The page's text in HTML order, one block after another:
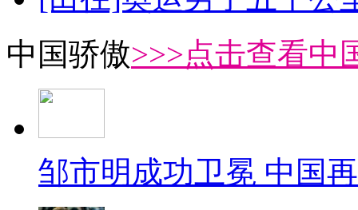
中国骄傲>>>点击查看中
邹市明成功卫冕 中国